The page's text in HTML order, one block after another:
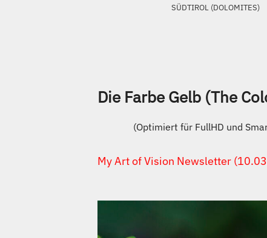
SÜDTIROL (DOLOMITES)
Die Farbe Gelb (The
(Optimiert für FullHD und
My Art of Vision Newsletter